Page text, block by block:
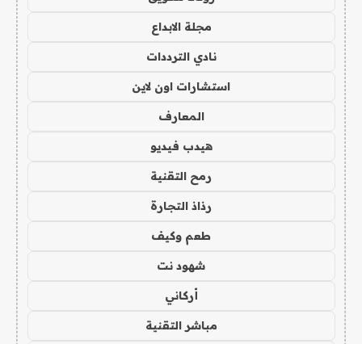
مجلة الابداع
نادي الترددات
استشارات اون لاين
المعارف
هيدب فيديو
رمح التقنية
رذاذ التجارة
طعم وكيف
شهود نت
أركاني
مباشر التقنية